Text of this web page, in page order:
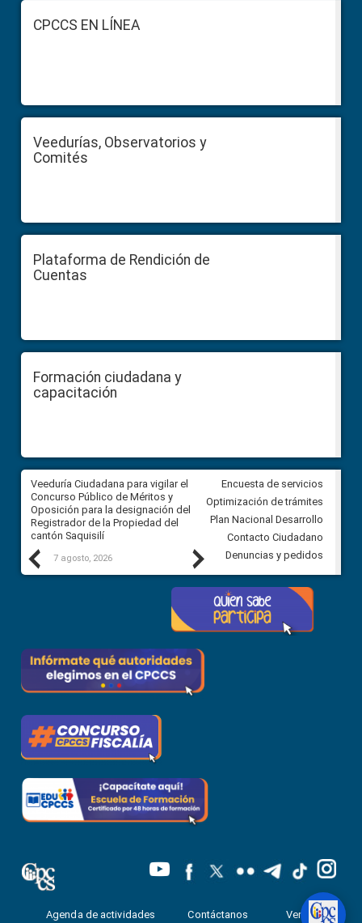
FooterCPCCS EN LÍNEA
Veedurías, Observatorios y
Comités
Plataforma de Rendición de
Cuentas
Formación ciudadana y
capacitación
Previous
Veeduría Ciudadana para vigilar el
Concurso Público de Méritos y
Oposición para la designación del
Registrador de la Propiedad del
cantón Saquisilí
7 agosto, 2026
Veeduría Ciudadana para
construcción del asfaltado de
Ballenita del cantón Santa
7 agosto, 2026
Next
Encuesta de servicios
Optimización de trámites
Plan Nacional Desarrollo
Contacto Ciudadano
Denuncias y pedidos
Agenda de actividades Contáctanos Ventanilla